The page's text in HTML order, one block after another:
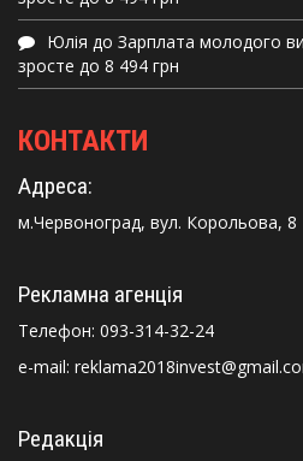
Юлія до Зарплата молодого
зросте до 8 494 грн
КОНТАКТИ
Адреса:
м.Червоноград, вул. Корольова, 8
Рекламна агенція
Телефон: 093-314-32-24
e-mail:
Редакція